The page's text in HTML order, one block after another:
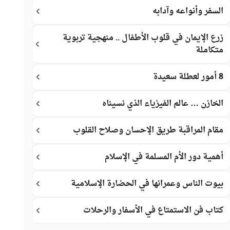
السفر وأنواعه وآدابه
زرع الإيمان في قلوب الأطفال .. منهجية تربوية
متكاملة
8 أمور لعطلة سعيدة
الخازن … عالم الفيزياء الذي نسيناه
مقام المراقبة طريق الإحسان وصلاح القلوب
أهمية دور الأم المسلمة في الإسلام
بيوت الناس وعمرانها في الحضارة الإسلامية
كتاب فن الاستمتاع في الأسفار والرحلات